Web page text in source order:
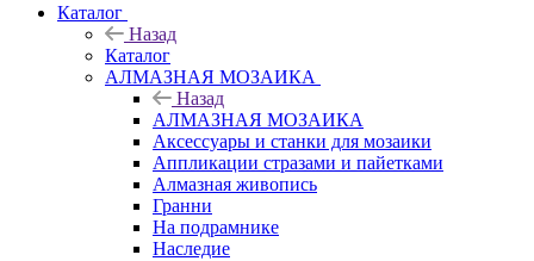
Каталог
Назад
Каталог
АЛМАЗНАЯ МОЗАИКА
Назад
АЛМАЗНАЯ МОЗАИКА
Аксессуары и станки для мозаики
Аппликации стразами и пайетками
Алмазная живопись
Гранни
На подрамнике
Наследие